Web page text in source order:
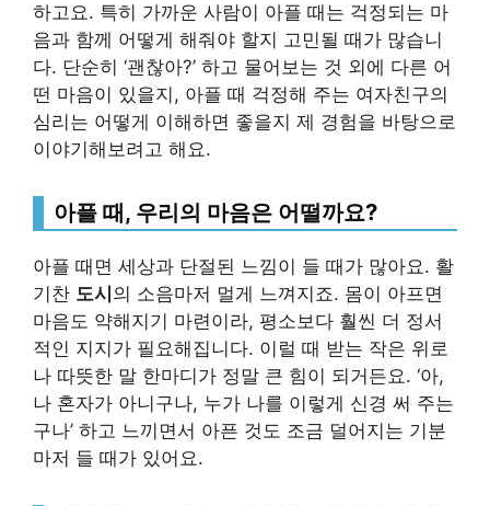
하고요. 특히 가까운 사람이 아플 때는 걱정되는 마
음과 함께 어떻게 해줘야 할지 고민될 때가 많습니
다. 단순히 ‘괜찮아?’ 하고 물어보는 것 외에 다른 어
떤 마음이 있을지, 아플 때 걱정해 주는 여자친구의
심리는 어떻게 이해하면 좋을지 제 경험을 바탕으로
이야기해보려고 해요.
아플 때, 우리의 마음은 어떨까요?
아플 때면 세상과 단절된 느낌이 들 때가 많아요. 활
기찬 도시 의 소음마저 멀게 느껴지죠. 몸이 아프면
마음도 약해지기 마련이라, 평소보다 훨씬 더 정서
적인 지지가 필요해집니다. 이럴 때 받는 작은 위로
나 따뜻한 말 한마디가 정말 큰 힘이 되거든요. ‘아,
나 혼자가 아니구나, 누가 나를 이렇게 신경 써 주는
구나’ 하고 느끼면서 아픈 것도 조금 덜어지는 기분
마저 들 때가 있어요.